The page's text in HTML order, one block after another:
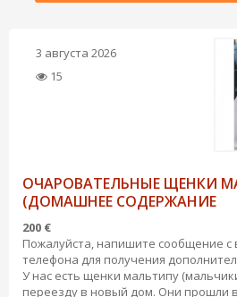
3 августа 2026
15
ОЧАРОВАТЕЛЬНЫЕ ЩЕНКИ
(ДОМАШНЕЕ СОДЕРЖАНИЕ
200 €
Пожалуйста, напишите сообщение
телефона для получения
У нас есть щенки мальтипу
переезду в новый дом. Они прошли